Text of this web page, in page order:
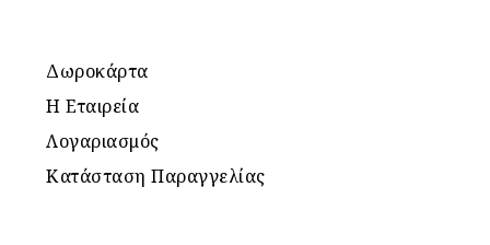
Δωροκάρτα
Η Εταιρεία
Λογαριασμός
Κατάσταση Παραγγελίας